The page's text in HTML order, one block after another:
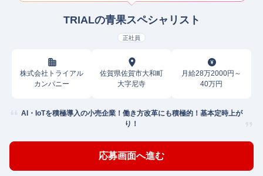
TRIALの青果スペシャリスト
正社員
株式会社トライアル
カンパニー
佐賀県佐賀市大和町
大字尼寺
月給28万2000円～
40万円
AI・IoTを積極導入の小売企業！働き方改革にも積極的！基本定時上が
り！
応募画面へ進む